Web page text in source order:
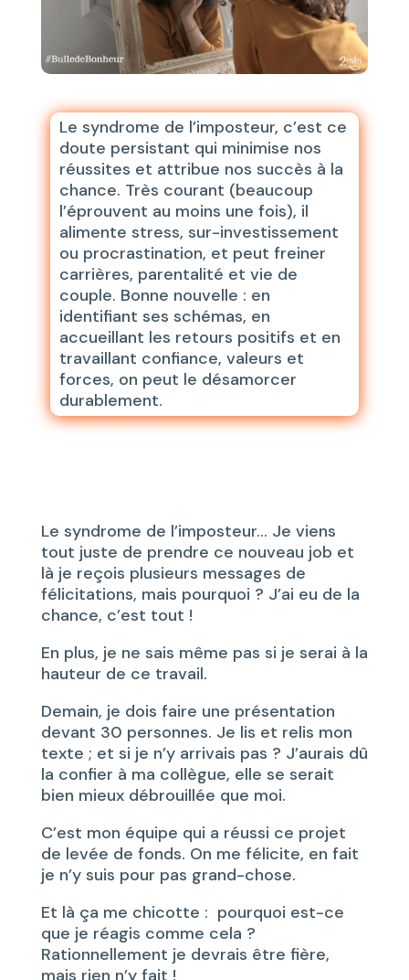
Le syndrome de l’imposteur, c’est ce
doute persistant qui minimise nos
réussites et attribue nos succès à la
chance. Très courant (beaucoup
l’éprouvent au moins une fois), il
alimente stress, sur-investissement
ou procrastination, et peut freiner
carrières, parentalité et vie de
couple. Bonne nouvelle : en
identifiant ses schémas, en
accueillant les retours positifs et en
travaillant confiance, valeurs et
forces, on peut le désamorcer
durablement.
Le syndrome de l’imposteur… Je viens
tout juste de prendre ce nouveau job et
là je reçois plusieurs messages de
félicitations, mais pourquoi ? J’ai eu de la
chance, c’est tout !
En plus, je ne sais même pas si je serai à la
hauteur de ce travail.
Demain, je dois faire une présentation
devant 30 personnes. Je lis et relis mon
texte ; et si je n’y arrivais pas ? J’aurais dû
la confier à ma collègue, elle se serait
bien mieux débrouillée que moi.
C’est mon équipe qui a réussi ce projet
de levée de fonds. On me félicite, en fait
je n’y suis pour pas grand-chose.
Et là ça me chicotte : pourquoi est-ce
que je réagis comme cela ?
Rationnellement je devrais être fière,